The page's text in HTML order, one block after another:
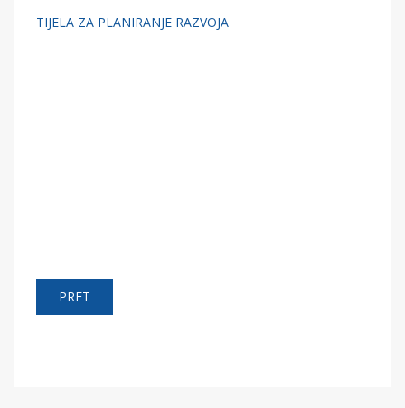
TIJELA ZA PLANIRANJE RAZVOJA
PRET